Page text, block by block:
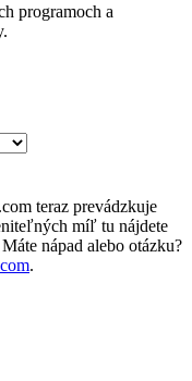
programoch a
teraz prevádzkuje
míľ tu nájdete
nápad alebo otázku?
.